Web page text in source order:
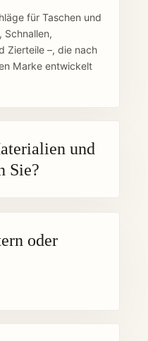
für Taschen und
Schnallen,
Zierteile –, die nach
Marke entwickelt
und
Sie?
oder